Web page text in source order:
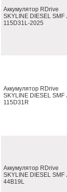
Аккумулятор RDrive
SKYLINE DIESEL SMF
115D31L-2025
Аккумулятор RDrive
SKYLINE DIESEL SMF
115D31R
Аккумулятор RDrive
SKYLINE DIESEL SMF
44B19L